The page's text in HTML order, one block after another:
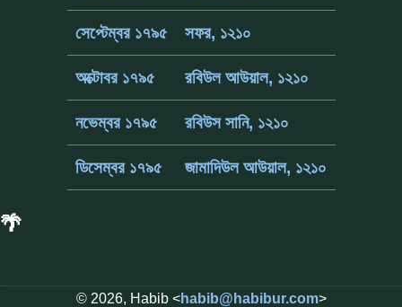
সেপ্টেম্বর ১৭৯৫ সফর, ১২১০
অক্টোবর ১৭৯৫ রবিউল আউয়াল, ১২১০
নভেম্বর ১৭৯৫ রবিউস সানি, ১২১০
ডিসেম্বর ১৭৯৫ জামাদিউল আউয়াল, ১২১০
🌴
© 2026, Habib <habib@habibur.com>